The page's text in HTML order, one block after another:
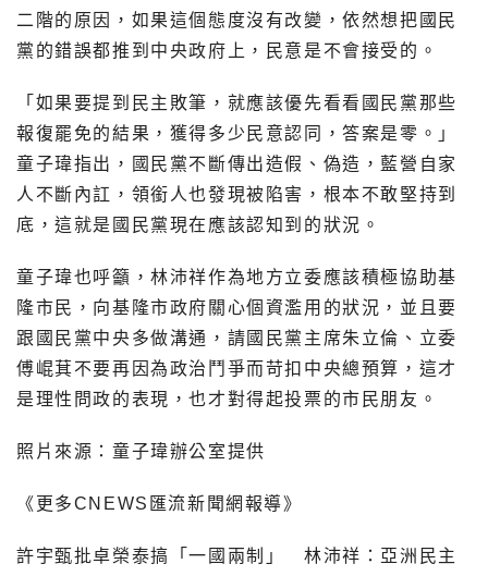
二階的原因，如果這個態度沒有改變，依然想把國民
黨的錯誤都推到中央政府上，民意是不會接受的。
「如果要提到民主敗筆，就應該優先看看國民黨那些
報復罷免的結果，獲得多少民意認同，答案是零。」
童子瑋指出，國民黨不斷傳出造假、偽造，藍營自家
人不斷內訌，領銜人也發現被陷害，根本不敢堅持到
底，這就是國民黨現在應該認知到的狀況。
童子瑋也呼籲，林沛祥作為地方立委應該積極協助基
隆市民，向基隆市政府關心個資濫用的狀況，並且要
跟國民黨中央多做溝通，請國民黨主席朱立倫、立委
傅崐萁不要再因為政治鬥爭而苛扣中央總預算，這才
是理性問政的表現，也才對得起投票的市民朋友。
照片來源：童子瑋辦公室提供
《更多CNEWS匯流新聞網報導》
許宇甄批卓榮泰搞「一國兩制」 林沛祥：亞洲民主